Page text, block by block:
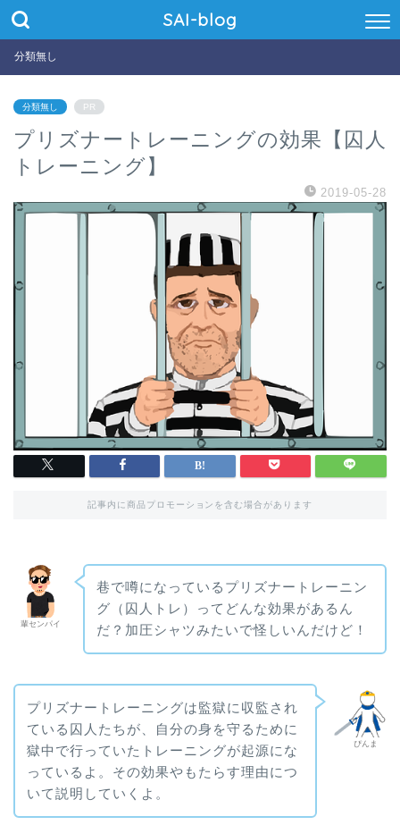
SAI-blog
分類無し
分類無し PR
プリズナートレーニングの効果【囚人
トレーニング】
2019-05-28
記事内に商品プロモーションを含む場合があります
輩センパイ
巷で噂になっているプリズナートレーニン
グ（囚人トレ）ってどんな効果があるん
だ？加圧シャツみたいで怪しいんだけど！
ぴんま
プリズナートレーニングは監獄に収監され
ている囚人たちが、自分の身を守るために
獄中で行っていたトレーニングが起源にな
っているよ。その効果やもたらす理由につ
いて説明していくよ。